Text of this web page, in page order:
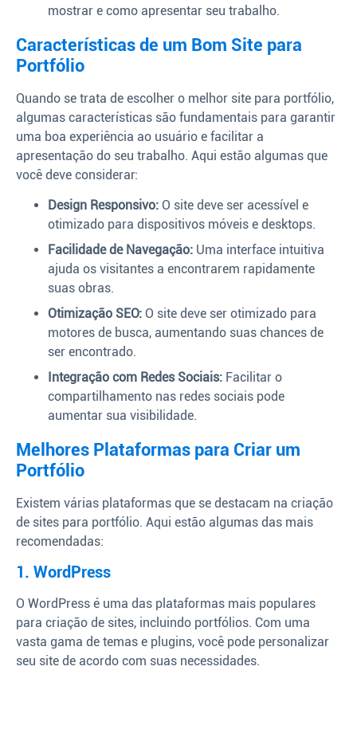
mostrar e como apresentar seu trabalho.
Características de um Bom Site para
Portfólio
Quando se trata de escolher o melhor site para portfólio,
algumas características são fundamentais para garantir
uma boa experiência ao usuário e facilitar a
apresentação do seu trabalho. Aqui estão algumas que
você deve considerar:
Design Responsivo: O site deve ser acessível e
otimizado para dispositivos móveis e desktops.
Facilidade de Navegação: Uma interface intuitiva
ajuda os visitantes a encontrarem rapidamente
suas obras.
Otimização SEO: O site deve ser otimizado para
motores de busca, aumentando suas chances de
ser encontrado.
Integração com Redes Sociais: Facilitar o
compartilhamento nas redes sociais pode
aumentar sua visibilidade.
Melhores Plataformas para Criar um
Portfólio
Existem várias plataformas que se destacam na criação
de sites para portfólio. Aqui estão algumas das mais
recomendadas:
1. WordPress
O WordPress é uma das plataformas mais populares
para criação de sites, incluindo portfólios. Com uma
vasta gama de temas e plugins, você pode personalizar
seu site de acordo com suas necessidades.